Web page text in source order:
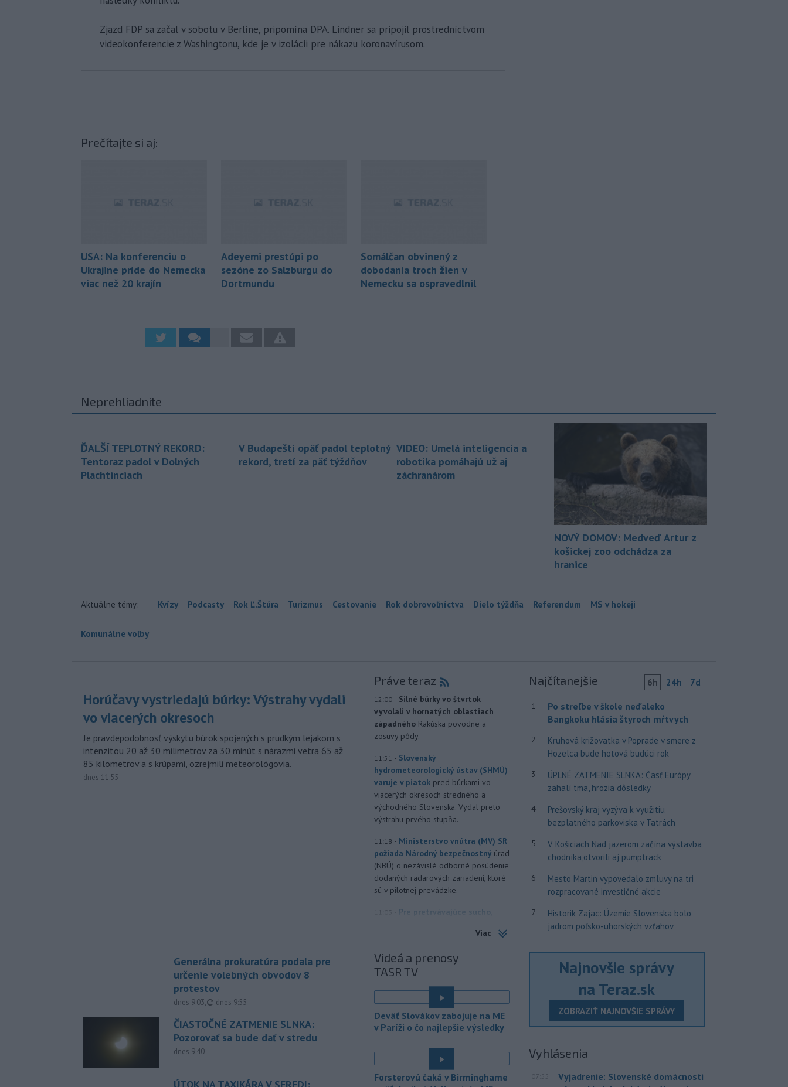
Zjazd FDP sa začal v sobotu v Berlíne, pripomína DPA. Lindner sa pripojil prostredníctvom
videokonferencie z Washingtonu, kde je v izolácii pre nákazu koronavírusom.
Prečítajte si aj:
USA: Na konferenciu o
Ukrajine príde do Nemecka
viac než 20 krajín
Adeyemi prestúpi po
sezóne zo Salzburgu do
Dortmundu
Somálčan obvinený z
dobodania troch žien v
Nemecku sa ospravedlnil
Neprehliadnite
ĎALŠÍ TEPLOTNÝ REKORD:
Tentoraz padol v Dolných
Plachtinciach
V Budapešti opäť padol teplotný
rekord, tretí za päť týždňov
VIDEO: Umelá inteligencia a
robotika pomáhajú už aj
záchranárom
NOVÝ DOMOV: Medveď Artur z
košickej zoo odchádza za
hranice
Aktuálne témy: Kvízy Podcasty Rok Ľ.Štúra Turizmus Cestovanie Rok dobrovoľníctva Dielo týždňa Referendum MS v hokeji
Komunálne voľby
Horúčavy vystriedajú búrky: Výstrahy vydali
vo viacerých okresoch
Je pravdepodobnosť výskytu búrok spojených s prudkým lejakom s
intenzitou 20 až 30 milimetrov za 30 minút s nárazmi vetra 65 až
85 kilometrov a s krúpami, ozrejmili meteorológovia.
dnes 11:55
Generálna prokuratúra podala pre
určenie volebných obvodov 8
protestov
dnes 9:03, aktualizované
dnes 9:55
ČIASTOČNÉ ZATMENIE SLNKA:
Pozorovať sa bude dať v stredu
dnes 9:40
ÚTOK NA TAXIKÁRA V SEREDI:
Práve teraz
12:00 - Silné búrky vo štvrtok
vyvolali v hornatých oblastiach
západného Rakúska povodne a
zosuvy pôdy.
11:51 - Slovenský
hydrometeorologický ústav (SHMÚ)
varuje v piatok pred búrkami vo
viacerých okresoch stredného a
východného Slovenska. Vydal preto
výstrahu prvého stupňa.
11:18 - Ministerstvo vnútra (MV) SR
požiada Národný bezpečnostný úrad
(NBÚ) o nezávislé odborné posúdenie
dodaných radarových zariadení, ktoré
sú v pilotnej prevádzke.
Pre pretrvávajúce sucho,
Čaj a Vyšný Čaj v okrese Košice-okolie.
do ukončenia premávky bude z
dôvoduhudobného festivalu
Lovestream na starom letisku v
bratislavských Vajnoroch upravená
10:44 - Slovenský futbalista Lukáš
Haraslín môže v najbližšom období
Viac
Videá a prenosy
TASR TV
Deväť Slovákov zabojuje na ME
v Paríži o čo najlepšie výsledky
Forsterovú čaká v Birminghame
Najčítanejšie 6h 24h 7d
1
Po streľbe v škole neďaleko
Bangkoku hlásia štyroch mŕtvych
2
Kruhová križovatka v Poprade v smere z
Hozelca bude hotová budúci rok
3
ÚPLNÉ ZATMENIE SLNKA: Časť Európy
zahalí tma, hrozia dôsledky
4
Prešovský kraj vyzýva k využitiu
bezplatného parkoviska v Tatrách
5
V Košiciach Nad jazerom začína výstavba
chodníka,otvorili aj pumptrack
6
Mesto Martin vypovedalo zmluvy na tri
rozpracované investičné akcie
7
Historik Zajac: Územie Slovenska bolo
jadrom poľsko-uhorských vzťahov
Najnovšie správy
na Teraz.sk
ZOBRAZIŤ NAJNOVŠIE SPRÁVY
Vyhlásenia
07:55
Vyjadrenie: Slovenské domácnosti